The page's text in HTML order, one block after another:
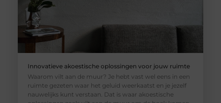
Innovatieve akoestische oplossingen voor jouw ruimte
Waarom vilt aan de muur? Je hebt vast wel eens in een
ruimte gezeten waar het geluid weerkaatst en je jezelf
nauwelijks kunt verstaan. Dat is waar akoestische